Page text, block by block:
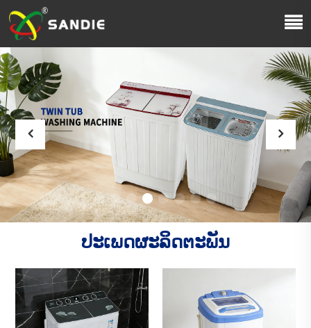
ປະເພດຜະລິດຕະພັນ